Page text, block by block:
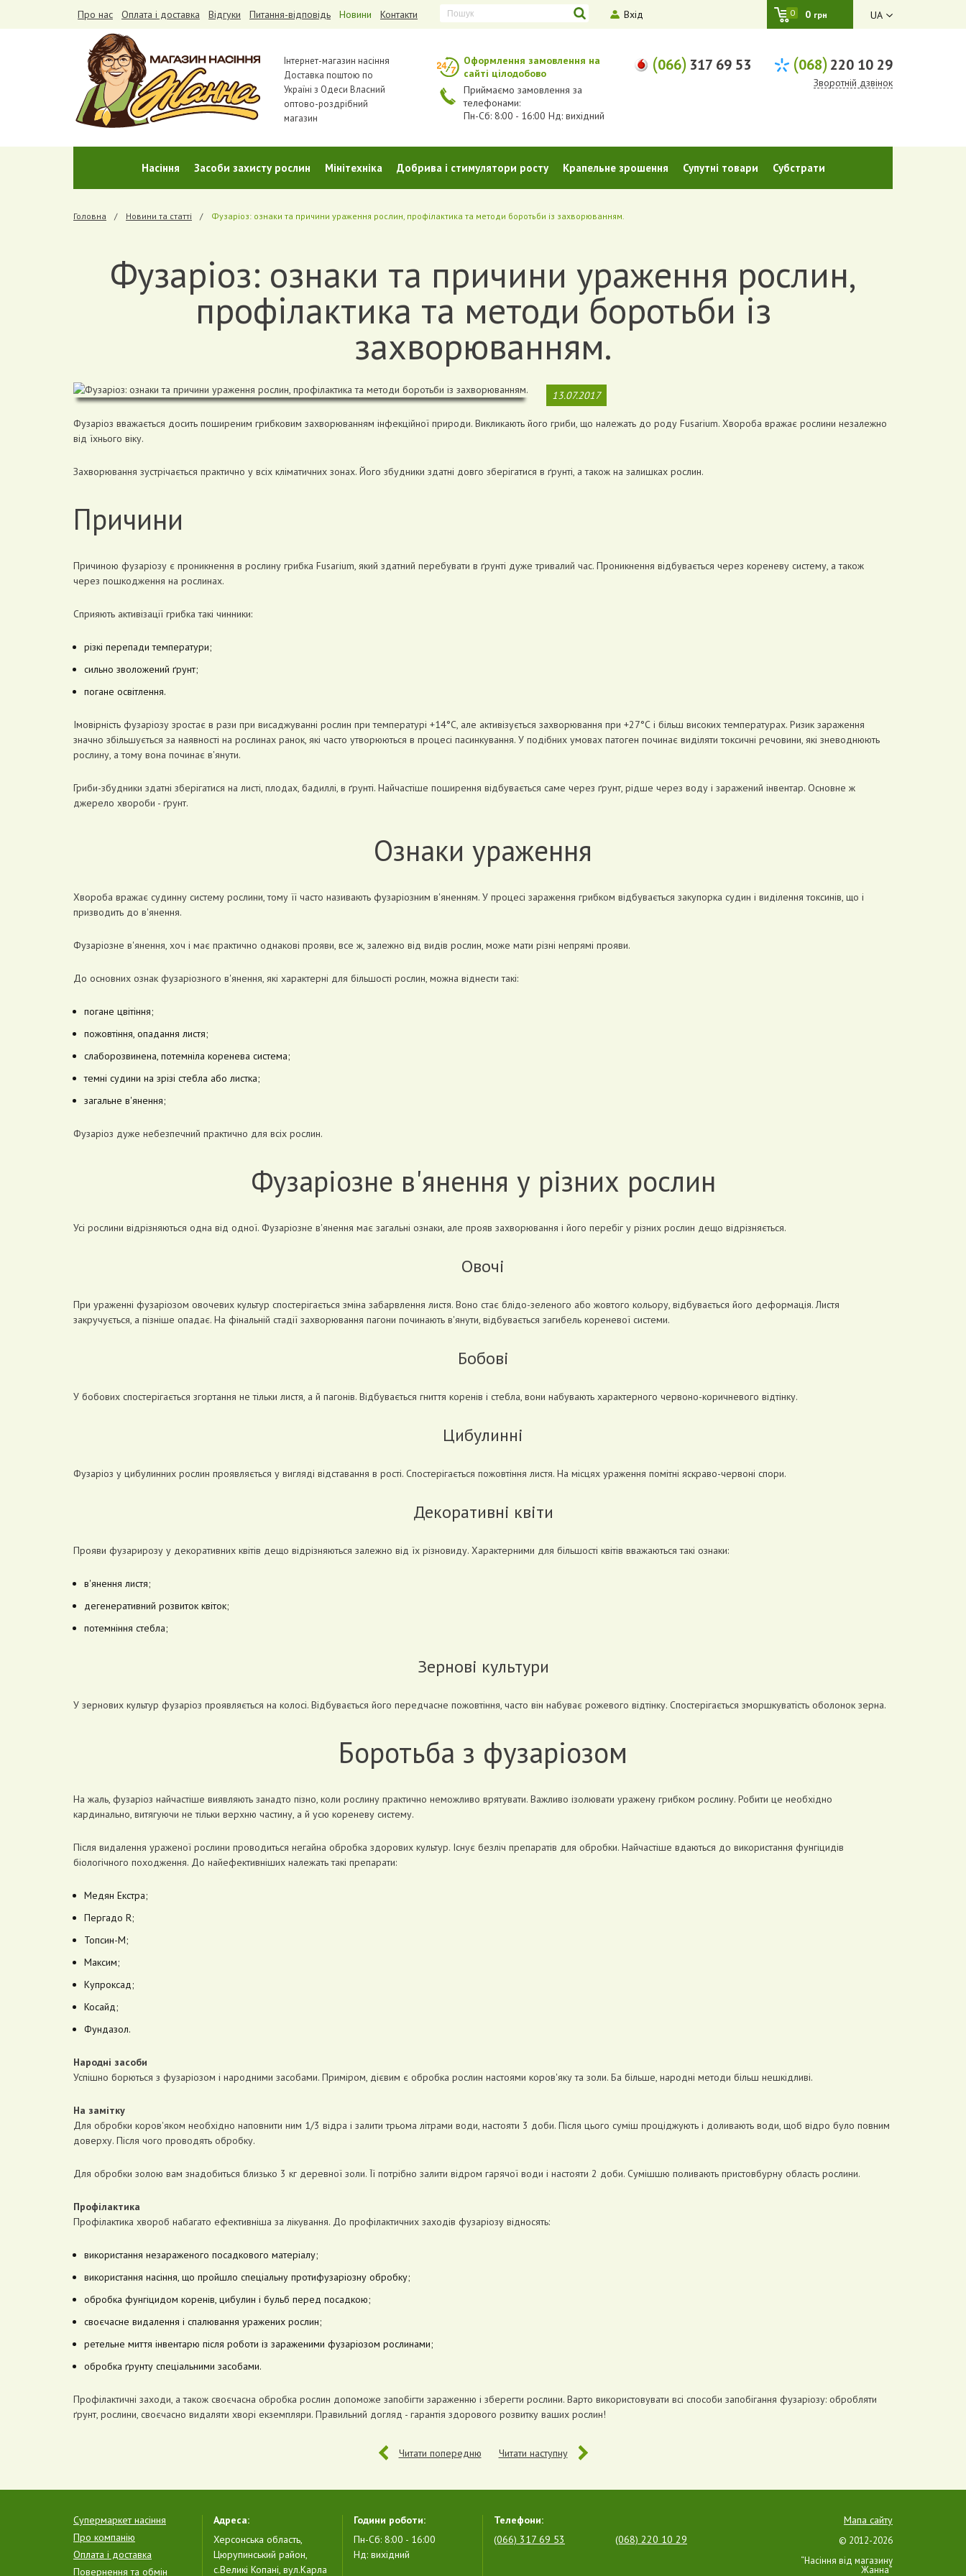
0 0 грн
Про нас Оплата і доставка Відгуки Питання-відповідь Новини Контакти Вхід UA
Інтернет-магазин насіння
Доставка поштою по
Україні з Одеси Власний
оптово-роздрібний
магазин
Оформлення замовлення на
сайті цілодобово
Приймаємо замовлення за
телефонами:
Пн-Сб: 8:00 - 16:00 Нд: вихідний
(066) 317 69 53 (068)220 10 29
Зворотній дзвінок
Насіння Засоби захисту рослин Мінітехніка Добрива і стимулятори росту Крапельне зрошення Супутні товари Субстрати
Головна Новини та статті Фузаріоз: ознаки та причини ураження рослин, профілактика та методи боротьби із захворюванням.
Фузаріоз: ознаки та причини ураження рослин,
профілактика та методи боротьби із
захворюванням.
13.07.2017
Фузаріоз вважається досить поширеним грибковим захворюванням інфекційної природи. Викликають його гриби, що належать до роду Fusarium. Хвороба вражає рослини незалежно
від їхнього віку.
Захворювання зустрічається практично у всіх кліматичних зонах. Його збудники здатні довго зберігатися в ґрунті, а також на залишках рослин.
Причини
Причиною фузаріозу є проникнення в рослину грибка Fusarium, який здатний перебувати в ґрунті дуже тривалий час. Проникнення відбувається через кореневу систему, а також
через пошкодження на рослинах.
Сприяють активізації грибка такі чинники:
різкі перепади температури;
сильно зволожений ґрунт;
погане освітлення.
Імовірність фузаріозу зростає в рази при висаджуванні рослин при температурі +14°С, але активізується захворювання при +27°С і більш високих температурах. Ризик зараження
значно збільшується за наявності на рослинах ранок, які часто утворюються в процесі пасинкування. У подібних умовах патоген починає виділяти токсичні речовини, які зневоднюють
рослину, а тому вона починає в'янути.
Гриби-збудники здатні зберігатися на листі, плодах, бадиллі, в ґрунті. Найчастіше поширення відбувається саме через ґрунт, рідше через воду і заражений інвентар. Основне ж
джерело хвороби - ґрунт.
Ознаки ураження
Хвороба вражає судинну систему рослини, тому її часто називають фузаріозним в'яненням. У процесі зараження грибком відбувається закупорка судин і виділення токсинів, що і
призводить до в'янення.
Фузаріозне в'янення, хоч і має практично однакові прояви, все ж, залежно від видів рослин, може мати різні непрямі прояви.
До основних ознак фузаріозного в'янення, які характерні для більшості рослин, можна віднести такі:
погане цвітіння;
пожовтіння, опадання листя;
слаборозвинена, потемніла коренева система;
темні судини на зрізі стебла або листка;
загальне в'янення;
Фузаріоз дуже небезпечний практично для всіх рослин.
Фузаріозне в'янення у різних рослин
Усі рослини відрізняються одна від одної. Фузаріозне в'янення має загальні ознаки, але прояв захворювання і його перебіг у різних рослин дещо відрізняється.
Овочі
При ураженні фузаріозом овочевих культур спостерігається зміна забарвлення листя. Воно стає блідо-зеленого або жовтого кольору, відбувається його деформація. Листя
закручується, а пізніше опадає. На фінальній стадії захворювання пагони починають в'янути, відбувається загибель кореневої системи.
Бобові
У бобових спостерігається згортання не тільки листя, а й пагонів. Відбувається гниття коренів і стебла, вони набувають характерного червоно-коричневого відтінку.
Цибулинні
Фузаріоз у цибулинних рослин проявляється у вигляді відставання в рості. Спостерігається пожовтіння листя. На місцях ураження помітні яскраво-червоні спори.
Декоративні квіти
Прояви фузарирозу у декоративних квітів дещо відрізняються залежно від їх різновиду. Характерними для більшості квітів вважаються такі ознаки:
в'янення листя;
дегенеративний розвиток квіток;
потемніння стебла;
Зернові культури
У зернових культур фузаріоз проявляється на колосі. Відбувається його передчасне пожовтіння, часто він набуває рожевого відтінку. Спостерігається зморшкуватість оболонок зерна.
Боротьба з фузаріозом
На жаль, фузаріоз найчастіше виявляють занадто пізно, коли рослину практично неможливо врятувати. Важливо ізолювати уражену грибком рослину. Робити це необхідно
кардинально, витягуючи не тільки верхню частину, а й усю кореневу систему.
Після видалення ураженої рослини проводиться негайна обробка здорових культур. Існує безліч препаратів для обробки. Найчастіше вдаються до використання фунгіцидів
біологічного походження. До найефективніших належать такі препарати:
Медян Екстра;
Пергадо R;
Топсин-М;
Максим;
Купроксад;
Косайд;
Фундазол.
Народні засоби
Успішно борються з фузаріозом і народними засобами. Приміром, дієвим є обробка рослин настоями коров'яку та золи. Ба більше, народні методи більш нешкідливі.
На замітку
Для обробки коров'яком необхідно наповнити ним 1/3 відра і залити трьома літрами води, настояти 3 доби. Після цього суміш проціджують і доливають води, щоб відро було повним
доверху. Після чого проводять обробку.
Для обробки золою вам знадобиться близько 3 кг деревної золи. Її потрібно залити відром гарячої води і настояти 2 доби. Сумішшю поливають пристовбурну область рослини.
Профілактика
Профілактика хвороб набагато ефективніша за лікування. До профілактичних заходів фузаріозу відносять:
використання незараженого посадкового матеріалу;
використання насіння, що пройшло спеціальну протифузаріозну обробку;
обробка фунгіцидом коренів, цибулин і бульб перед посадкою;
своєчасне видалення і спалювання уражених рослин;
ретельне миття інвентарю після роботи із зараженими фузаріозом рослинами;
обробка ґрунту спеціальними засобами.
Профілактичні заходи, а також своєчасна обробка рослин допоможе запобігти зараженню і зберегти рослини. Варто використовувати всі способи запобігання фузаріозу: обробляти
ґрунт, рослини, своєчасно видаляти хворі екземпляри. Правильний догляд - гарантія здорового розвитку ваших рослин!
Читати попередню Читати наступну
Супермаркет насіння
Про компанію
Оплата і доставка
Повернення та обмін
Адреса:
Херсонська область,
Цюрупинський район,
с.Великі Копані, вул.Карла
Години роботи:
Пн-Сб: 8:00 - 16:00
Нд: вихідний
Телефони:
(066) 317 69 53
(068) 220 10 29
Мапа сайту
© 2012-2026
“Насіння від магазину
Жанна”